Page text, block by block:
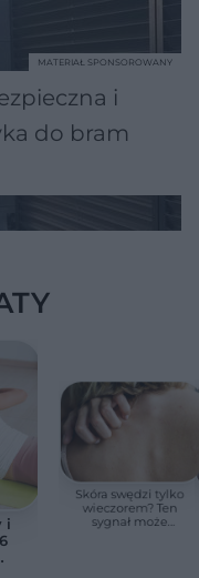
i
do bram
MATERIAŁ SPONSOROWANY
i
Skóra swędzi tylko
wieczorem? Ten
sygnał może